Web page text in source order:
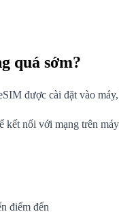
quá sớm?
được cài đặt vào
nối với mạng trên
điểm đến